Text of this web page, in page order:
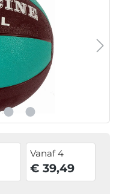
Vanaf 4
€ 39,49